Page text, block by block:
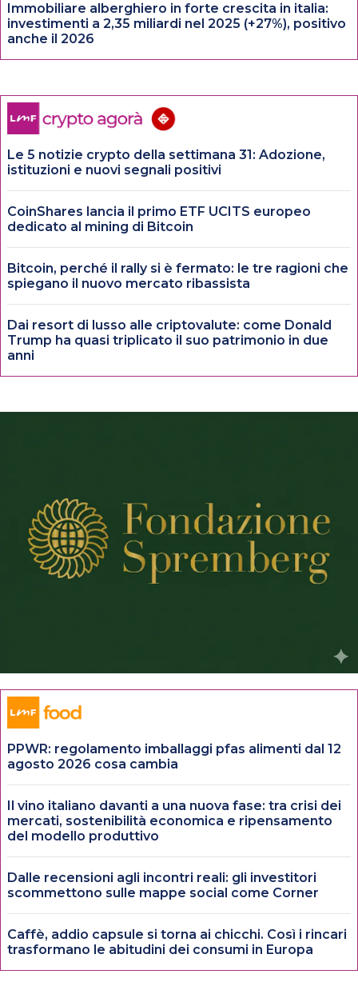
Immobiliare alberghiero in forte crescita in italia:
investimenti a 2,35 miliardi nel 2025 (+27%), positivo
anche il 2026
Le 5 notizie crypto della settimana 31: Adozione,
istituzioni e nuovi segnali positivi
CoinShares lancia il primo ETF UCITS europeo
dedicato al mining di Bitcoin
Bitcoin, perché il rally si è fermato: le tre ragioni che
spiegano il nuovo mercato ribassista
Dai resort di lusso alle criptovalute: come Donald
Trump ha quasi triplicato il suo patrimonio in due
anni
PPWR: regolamento imballaggi pfas alimenti dal 12
agosto 2026 cosa cambia
Il vino italiano davanti a una nuova fase: tra crisi dei
mercati, sostenibilità economica e ripensamento
del modello produttivo
Dalle recensioni agli incontri reali: gli investitori
scommettono sulle mappe social come Corner
Caffè, addio capsule si torna ai chicchi. Così i rincari
trasformano le abitudini dei consumi in Europa